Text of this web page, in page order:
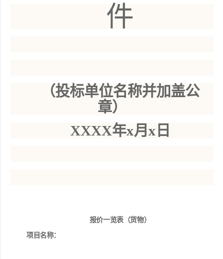
件
（投标单位名称并加盖公
章）
XXXX年x月x日
报价一览表（货物）
项目名称：